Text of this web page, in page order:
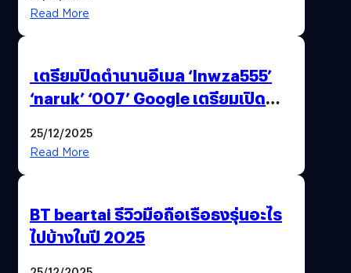
Read More
เตรียมปิดตำนานอีเมล ‘lnwza555’
‘naruk’ ‘007’ Google เตรียมเปิด
25/12/2025
Read More
BT beartai รีวิวมือถือเรือธงรุ่นอะไร
ไปบ้างในปี 2025